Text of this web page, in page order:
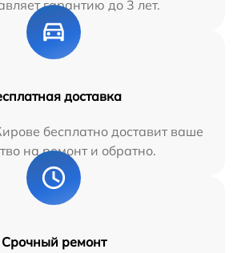
гарантию до 3 лет.
доставка
бесплатно доставит ваше
на ремонт и обратно.
Срочный ремонт